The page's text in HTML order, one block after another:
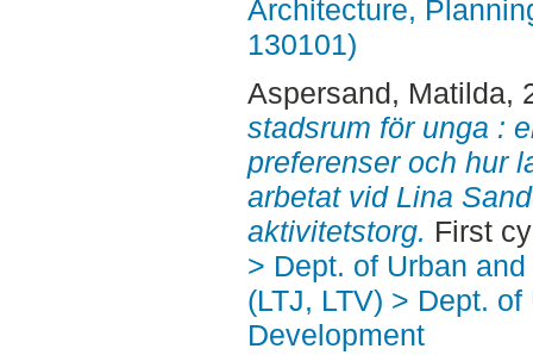
Architecture,
130101)
Aspersand, Matilda,
stadsrum för unga :
preferenser och hur
arbetat vid Lina
aktivitetstorg. First
> Dept. of Urban
(LTJ, LTV) > Dept.
Development